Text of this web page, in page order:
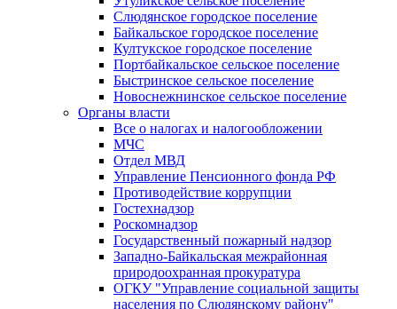
Слюдянское городское поселение
Байкальское городское поселение
Култукское городское поселение
Портбайкальское сельское поселение
Быстринское сельское поселение
Новоснежнинское сельское поселение
Органы власти
Все о налогах и налогообложении
МЧС
Отдел МВД
Управление Пенсионного фонда РФ
Противодействие коррупции
Гостехнадзор
Роскомнадзор
Государственный пожарный надзор
Западно-Байкальская межрайонная
природоохранная прокуратура
ОГКУ "Управление социальной защиты
населения по Слюдянскому району"